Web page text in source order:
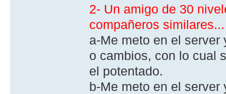
2- Un amigo de 30
compañeros similares...
a-Me meto en el
o cambios, con lo cual
el potentado.
b-Me meto en el server